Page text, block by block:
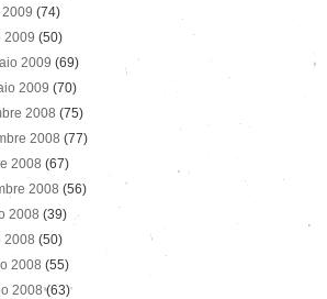
(74)
2009 (50)
2009 (69)
2009 (70)
2008 (75)
2008 (77)
2008 (67)
2008 (56)
2008 (39)
2008 (50)
2008 (55)
2008(63)